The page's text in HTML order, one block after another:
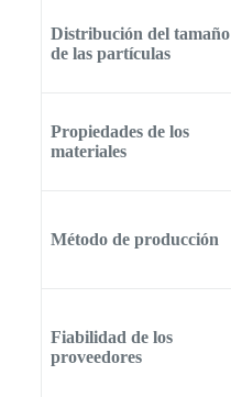
Distribución del tamaño
de las partículas
Propiedades de los
materiales
Método de producción
Fiabilidad de los
proveedores